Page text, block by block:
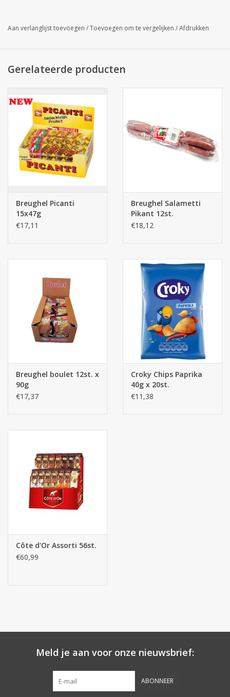
Aan verlanglijst toevoegen /Toevoegen om te vergelijken /Afdrukken
Gerelateerde producten
Breughel Picanti
15x47g
€17,11
Breughel Salametti
Pikant 12st.
€18,12
Breughel boulet 12st. x
90g
€17,37
Croky Chips Paprika
40g x 20st.
€11,38
Côte d'Or Assorti 56st.
€60,99
Meld je aan voor onze nieuwsbrief:
ABONNEER